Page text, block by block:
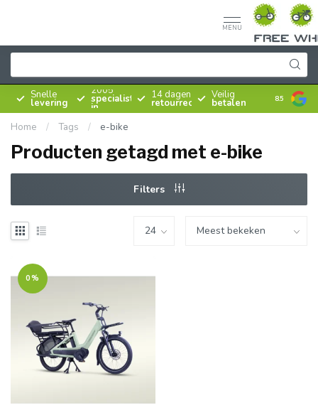
MENU
Snelle
levering
Sinds
2005
specialist
in
rijwielen
14 dagen
retourrecht
Veilig
betalen 8.5
Home / Tags / e-bike
Producten getagd met e-bike
Filters
0%